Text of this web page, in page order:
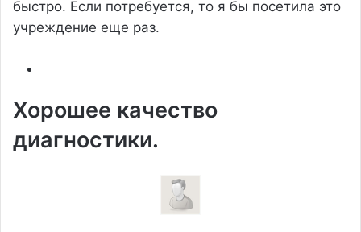
быстро. Если потребуется, то я бы посетила это
учреждение еще раз.
Хорошее качество
диагностики.